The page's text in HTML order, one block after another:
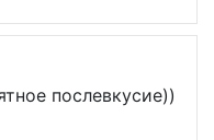
послевкусие))